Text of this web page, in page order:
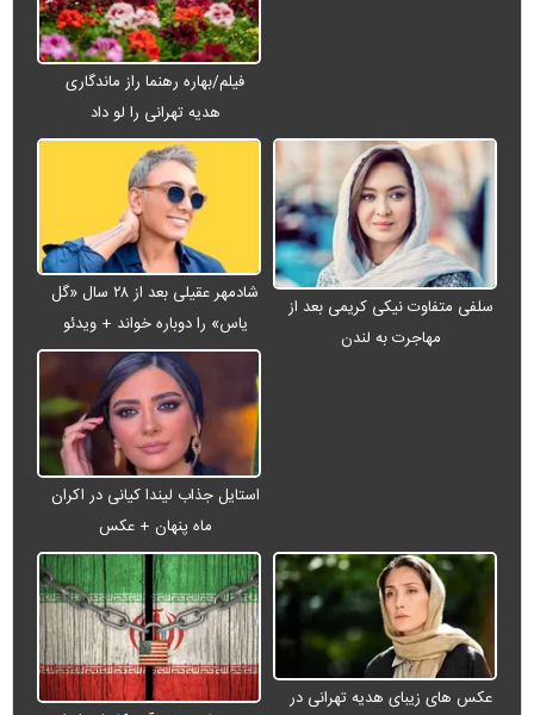
فیلم/بهاره رهنما راز ماندگاری
هدیه تهرانی را لو داد
سلفی متفاوت نیکی کریمی بعد از
مهاجرت به لندن
شادمهر عقیلی بعد از ۲۸ سال «گل
یاس» را دوباره خواند + ویدئو
استایل جذاب لیندا کیانی در اکران
ماه پنهان + عکس
عکس های زیبای هدیه تهرانی در